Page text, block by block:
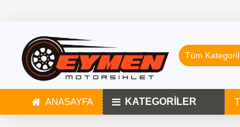
Tüm
ANASAYFA KATEGORİLER